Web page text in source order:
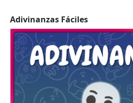
Adivinanzas Fáciles